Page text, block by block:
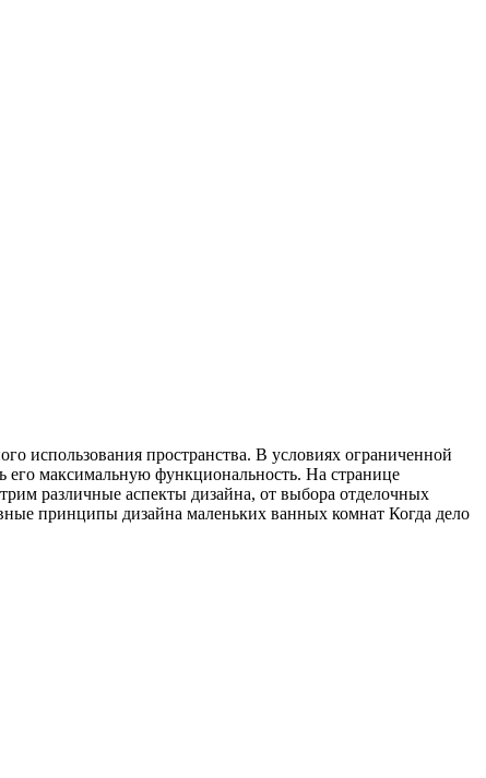
использования пространства. В условиях ограниченной
его максимальную функциональность. На странице
различные аспекты дизайна, от выбора отделочных
принципы дизайна маленьких ванных комнат Когда дело